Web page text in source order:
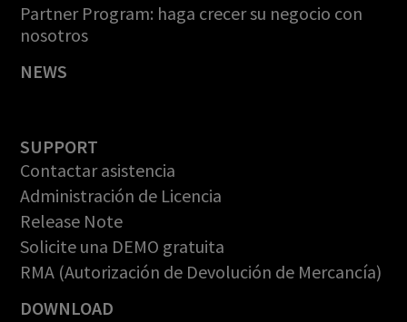
Partner Program: haga crecer su negocio con
nosotros
NEWS
SUPPORT
Contactar asistencia
Administración de Licencia
Release Note
Solicite una DEMO gratuita
RMA (Autorización de Devolución de Mercancía)
DOWNLOAD